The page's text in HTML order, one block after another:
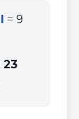
I =9
23